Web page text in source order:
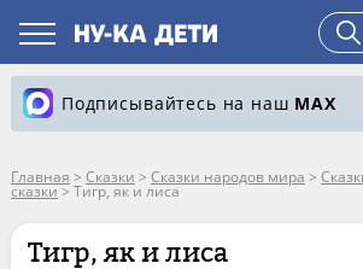
Подписывайтесь на наш MAX
Главная > Сказки > Сказки народов мира >
сказки>Тигр, як и лиса
Тигр, як и лиса